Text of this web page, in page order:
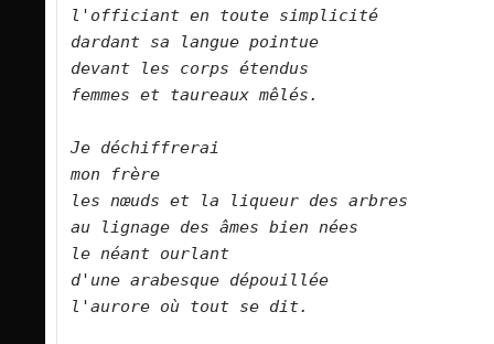
l'officiant en toute simplicité
dardant sa langue pointue
devant les corps étendus
femmes et taureaux mêlés.
Je déchiffrerai
mon frère
les nœuds et la liqueur des arbres
au lignage des âmes bien nées
le néant ourlant
d'une arabesque dépouillée
l'aurore où tout se dit.